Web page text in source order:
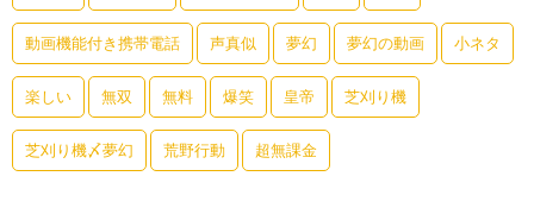
動画機能付き携帯電話 声真似 夢幻 夢幻の動画 小ネタ
楽しい 無双 無料 爆笑 皇帝 芝刈り機
芝刈り機〆夢幻 荒野行動 超無課金